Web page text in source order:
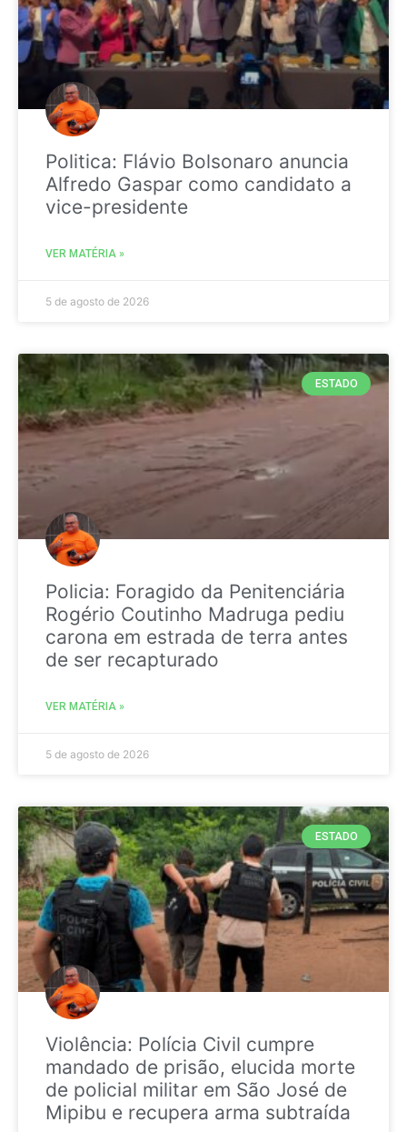
Politica: Flávio Bolsonaro anuncia
Alfredo Gaspar como candidato a
vice-presidente
VER MATÉRIA »
5 de agosto de 2026
ESTADO
Policia: Foragido da Penitenciária
Rogério Coutinho Madruga pediu
carona em estrada de terra antes
de ser recapturado
VER MATÉRIA »
5 de agosto de 2026
ESTADO
Violência: Polícia Civil cumpre
mandado de prisão, elucida morte
de policial militar em São José de
Mipibu e recupera arma subtraída